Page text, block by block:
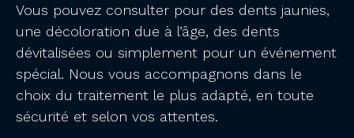
Vous pouvez consulter pour des dents jaunies,
une décoloration due à l’âge, des dents
dévitalisées ou simplement pour un événement
spécial. Nous vous accompagnons dans le
choix du traitement le plus adapté, en toute
sécurité et selon vos attentes.